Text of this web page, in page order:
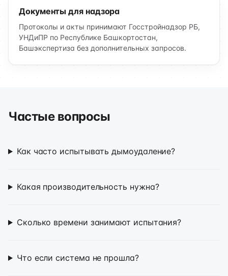
Документы для надзора
Протоколы и акты принимают Госстройнадзор РБ,
УНДиПР по Республике Башкортостан,
Башэкспертиза без дополнительных запросов.
Частые вопросы
Как часто испытывать дымоудаление?
Какая производительность нужна?
Сколько времени занимают испытания?
Что если система не прошла?